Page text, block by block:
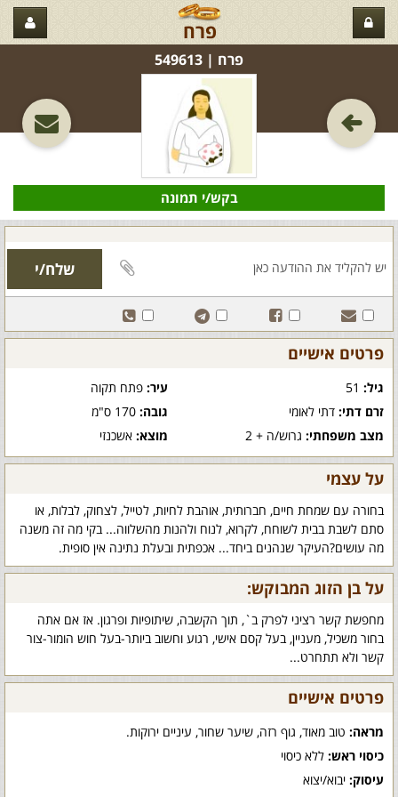
פרח
פרח‏ | 549613
בקש/י תמונה
פרטים אישיים
גיל: עיר:פתח תקוה
זרם דתי: דתי לאומי גובה:170 ס"מ
מצב משפחתי: גרוש/ה + 2 מוצא:אשכנזי
על עצמי
בחורה עם שמחת חיים, חברותית, אוהבת לחיות, לטייל, לצחוק, לבלות, או
סתם לשבת בבית לשוחח, לקרוא, לנוח ולהנות מהשלווה... בקי מה זה משנה
מה עושים?העיקר שנהנים ביחד... אכפתית ובעלת נתינה אין סופית.
על בן הזוג המבוקש:
מחפשת קשר רציני לפרק ב`, תוך הקשבה, שיתופיות ופרגון. אז אם אתה
בחור משכיל, מעניין, בעל קסם אישי, רגוע וחשוב ביותר-בעל חוש הומור-צור
קשר ולא תתחרט...
פרטים אישיים
מראה: טוב מאוד, גוף רזה, שיער שחור, עיניים ירוקות.
כיסוי ראש: ללא כיסוי
עיסוק: יבוא/יצוא